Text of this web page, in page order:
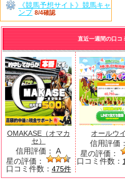
《競馬予想サイト》競馬キャ
ンプ 8/4確認
直近一週間の口コ
OMAKASE（オマカ
セ）
信用評価： A
星の評価：
口コミ件数： 475件
オールウ
信用評価：
星の評価：
口コミ件数：